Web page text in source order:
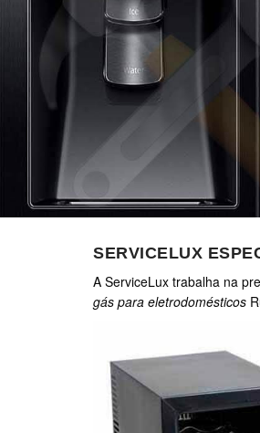
SERVICELUX
A ServiceLux trabalha na
gás para eletrodomésticos